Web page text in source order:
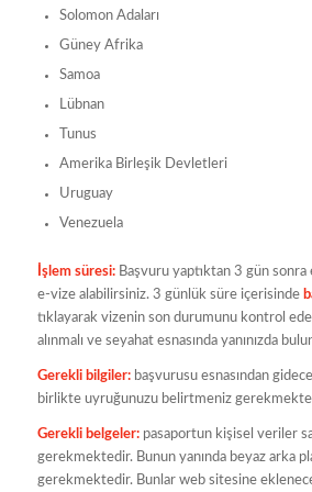
Solomon Adaları
Güney Afrika
Samoa
Lübnan
Tunus
Amerika Birleşik Devletleri
Uruguay
Venezuela
İşlem süresi:Başvuru yaptıktan 3 gün
e-vize alabilirsiniz. 3 günlük süre içerisinde
tıklayarak vizenin son durumunu kontrol
alınmalı ve seyahat esnasında yanınızda
Gerekli bilgiler: başvurusu esnasından
birlikte uyruğunuzu belirtmeniz
Gerekli belgeler:pasaportun kişisel veriler
gerekmektedir. Bunun yanında beyaz arka
gerekmektedir. Bunlar web sitesine